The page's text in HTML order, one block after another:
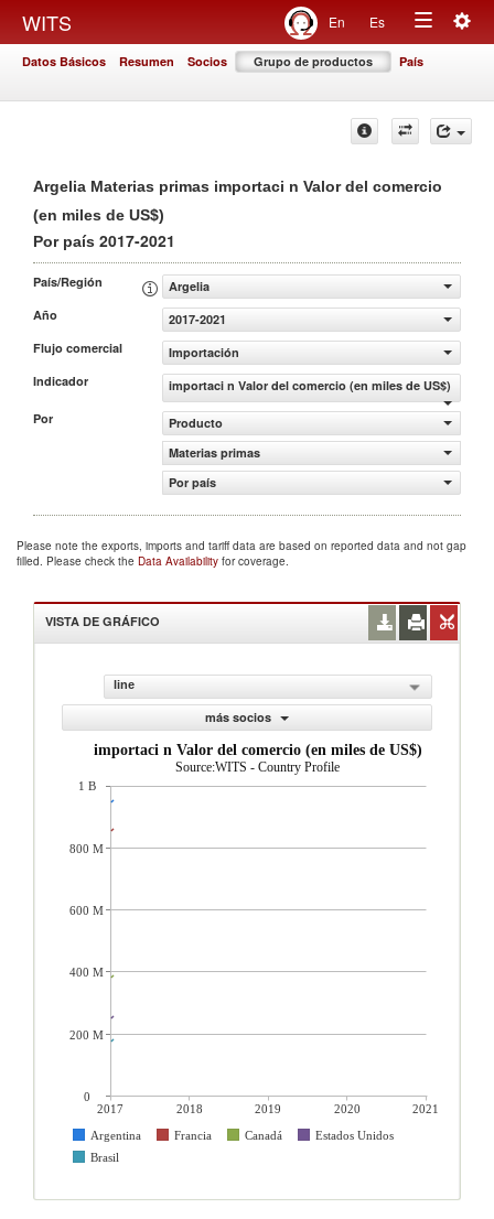
WITS En Es
Toggle
Datos Básicos Resumen Socios Grupo de productos País
Argelia Materias primas importaci n Valor del comercio
(en miles de US$)
Por país 2017-2021
País/Región
Argelia
Año
2017-2021
Flujo comercial
Importación
Indicador
importaci n Valor del comercio (en miles de US$)
Por
Producto
Materias primas
Por país
Please note the exports, imports and tariff data are based on reported data and not gap
filled. Please check the Data Availability for coverage.
VISTA DE GRÁFICO
line
más socios
importaci n Valor del comercio (en miles de US$)
Source:WITS - Country Profile
2017 2018 2019 2020
2021
Argentina
Francia Canadá
Estados Unidos
Brasil
1 B
800 M
600 M
400 M
200 M
0